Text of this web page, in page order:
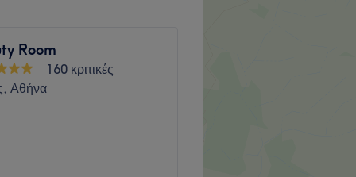
Room
160 κριτικές
Αθήνα